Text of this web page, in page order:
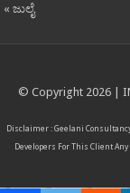
« ಜುಲೈ
© Copyright 2026 |
Disclaimer : Geelani
Developers For This Client Any